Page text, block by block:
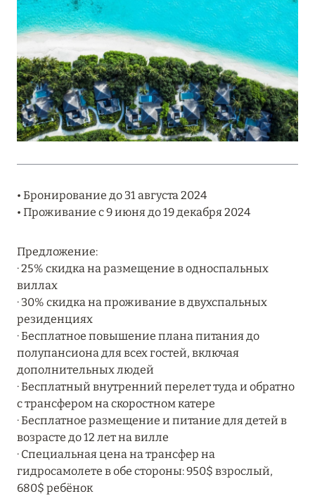
Подробнее
18 мая 2026
THE ST. REGIS MALDIVES VOMMULI:
МАНИФЕСТ ЭСТЕТИКИ В САМОМ СЕРДЦЕ
ОКЕАНА
Подробнее
ПОЛНАЯ ПЕРЕЗАГРУЗКА: JUMEIRAH BALI,
Подробнее
20 марта 2026
MARCH GRAND ESCAPE: ПРЕДЛОЖЕНИЕ ОТ Á
LA CARTE PREMIUM ПО ОТЕЛЮ WALDORF
ASTORIA MALDIVES ITHAAFUSHI, МАЛЬДИВЫ
Подробнее
12 ноября 2025
MANDARIN ORIENTAL JUMEIRA — SUITE
NOVEMBER
• Бронирование до 31 августа 2024
• Проживание с 9 июня до 19 декабря 2024
Предложение:
· 25% скидка на размещение в односпальных
виллах
· 30% скидка на проживание в двухспальных
резиденциях
· Бесплатное повышение плана питания до
полупансиона для всех гостей, включая
дополнительных людей
· Бесплатный внутренний перелет туда и обратно
с трансфером на скоростном катере
· Бесплатное размещение и питание для детей в
возрасте до 12 лет на вилле
· Специальная цена на трансфер на
гидросамолете в обе стороны: 950$ взрослый,
680$ ребёнок